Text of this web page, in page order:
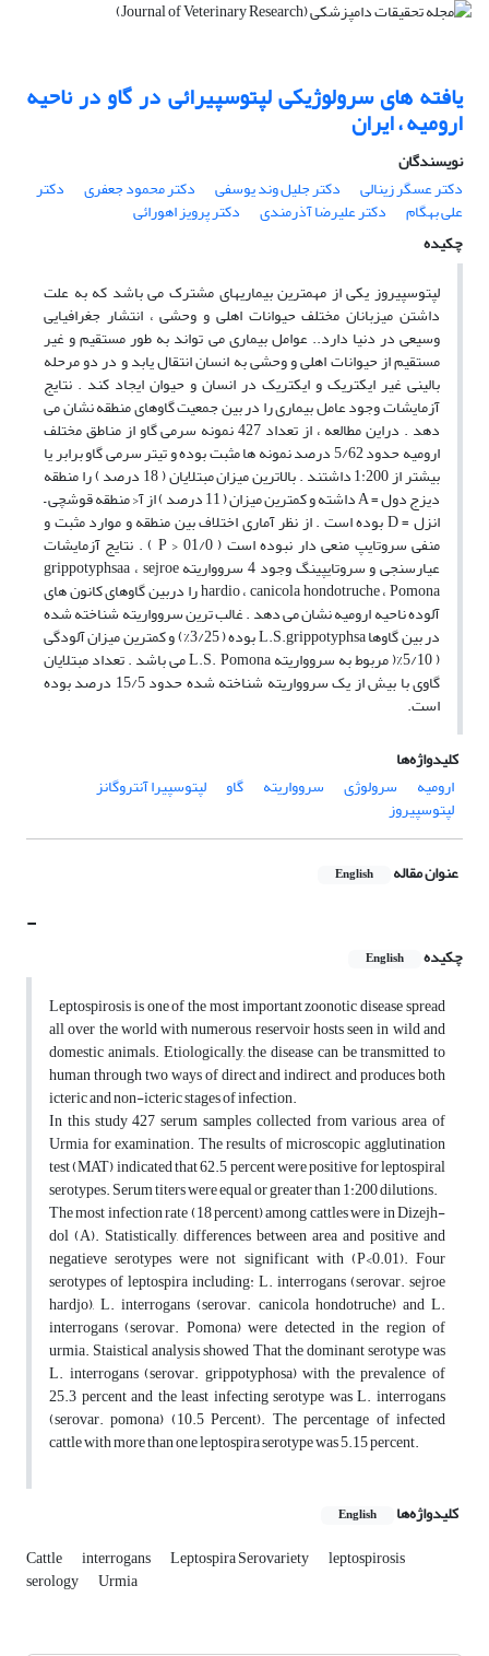
یافته های سرولوژیکی لپتوسپیرائی در گاو در ناحیه
ارومیه ، ایران
نویسندگان
دکتر عسگر زینالی
دکتر جلیل وند یوسفی دکتر محمود جعفری دکتر
علی بهگام دکتر علیرضا آذرمندی
دکتر پرویز اهورائی
چکیده
لپتوسپیروز یکی از مهمترین بیماریهای مشترک می باشد که به علت
داشتن میزبانان مختلف حیوانات اهلی و وحشی ، انتشار جغرافیایی
وسیعی در دنیا دارد.. عوامل بیماری می تواند به طور مستقیم و غیر
مستقیم از حیوانات اهلی و وحشی به انسان انتقال یابد و در دو مرحله
بالینی غیر ایکتریک و ایکتریک در انسان و حیوان ایجاد کند . نتایج
آزمایشات وجود عامل بیماری را در بین جمعیت گاوهای منطقه نشان می
دهد . دراین مطالعه ، از تعداد 427 نمونه سرمی گاو از مناطق مختلف
ارومیه حدود 5/62 درصد نمونه ها مثبت بوده و تیتر سرمی گاو برابر یا
بیشتر از 1:200 داشتند . بالاترین میزان مبتلایان ( 18 درصد ) را منطقه
دیزج دول = A داشته و کمترین میزان ( 11 درصد ) از آ‹ منطقه قوشچی –
انزل = D بوده است . از نظر آماری اختلاف بین منطقه و موارد مثبت و
منفی سروتایپ منعی دار نبوده است ( 01/0 < P ) . نتایج آزمایشات
عیارسنجی و سروتایپینگ وجود 4 سروواریته grippotyphsaa ، sejroe
hardio ، canicola hondotruche ، Pomona را دربین گاوهای کانون های
آلوده ناحیه ارومیه نشان می دهد . غالب ترین سروواریته شناخته شده
در بین گاوها L.S.grippotyphsa بوده ( 3/25%) و کمترین میزان آلودگی
( 5/10%( مربوط به سروواریته L.S. Pomona می باشد . تعداد مبتلایان
گاوی با بیش از یک سروواریته شناخته شده حدود 15/5 درصد بوده
است.
کلیدواژه‌ها
ارومیه
سرولوژی سروواریته گاو لپتوسپیرا آنتروگانز
لپتوسپیروز
عنوان مقاله English
-
چکیده English
Leptospirosis is one of the most important zoonotic disease spread
all over the world with numerous reservoir hosts seen in wild and
domestic animals. Etiologically, the disease can be transmitted to
human through two ways of direct and indirect, and produces both
icteric and non-icteric stages of infection.
In this study 427 serum samples collected from various area of
Urmia for examination. The results of microscopic agglutination
test (MAT) indicated that 62.5 percent were positive for leptospiral
serotypes. Serum titers were equal or greater than 1:200 dilutions.
The most infection rate (18 percent) among cattles were in Dizejh-
dol (A). Statistically, differences between area and positive and
negatieve serotypes were not significant with (P<0.01). Four
serotypes of leptospira including: L. interrogans (serovar. sejroe
hardjo), L. interrogans (serovar. canicola hondotruche) and L.
interrogans (serovar. Pomona) were detected in the region of
urmia. Staistical analysis showed That the dominant serotype was
L. interrogans (serovar. grippotyphosa) with the prevalence of
25.3 percent and the least infecting serotype was L. interrogans
(serovar. pomona) (10.5 Percent). The percentage of infected
cattle with more than one leptospira serotype was 5.15 percent.
کلیدواژه‌ها English
Cattle interrogans Leptospira Serovariety leptospirosis
serology Urmia